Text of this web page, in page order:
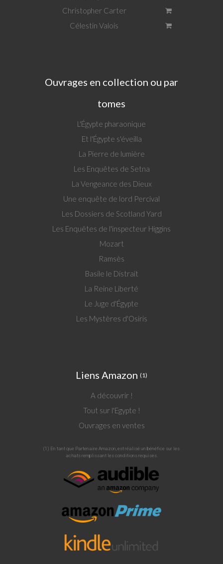
Christopher Carter
Célestin Valois
Ouvrages en collection ou par
tomes
L'Égypte pharaonique
Et l'Égypte s'éveilla
La Pierre de lumière
Les Enquêtes de Setna
La Vengeance des Dieux
Une enquête de lord Percival
Les Dossiers de Scotland Yard
Les Enquêtes de l'inspecteur Higgins
Mozart
Ramsès
Basile le Distrait
La Reine Liberté
Le Juge d'Égypte
Les Mystères d'Osiris
Liens Amazon (1)
A découvrir !
Tout sur l'Egypte !
Ouvrages en ventes
(1) En tant que Partenaire Amazon, est réalisé un bénéfice sur les
achats remplissant les conditions requises.